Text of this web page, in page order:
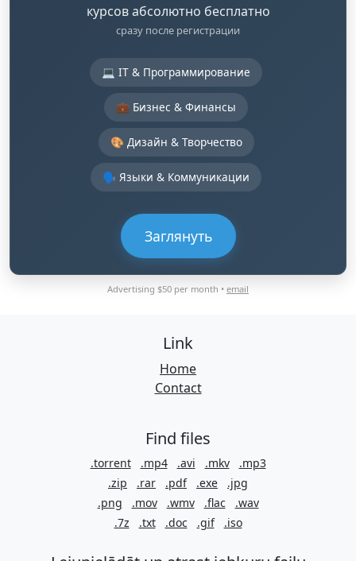
курсов абсолютно бесплатно
сразу после регистрации
💻 IT & Программирование
💼 Бизнес & Финансы
🎨 Дизайн & Творчество
🗣️ Языки & Коммуникации
Заглянуть
Advertising $50 per month • email
Link
Home
Contact
Find files
.torrent .mp4 .avi .mkv
.mp3
.zip
.rar .pdf .exe
.jpg
.png
.mov .wmv .flac
.wav
.7z
.txt .doc .gif .iso